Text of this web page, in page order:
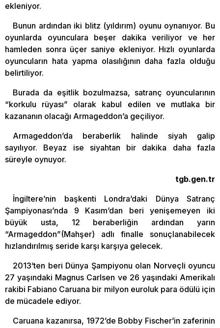
ekleniyor.
Bunun ardından iki blitz (yıldırım) oyunu oynanıyor. Bu
oyunlarda oyunculara beşer dakika veriliyor ve her
hamleden sonra üçer saniye ekleniyor. Hızlı oyunlarda
oyuncuların hata yapma olasılığının daha fazla olduğu
belirtiliyor.
Burada da eşitlik bozulmazsa, satranç oyuncularının
“korkulu rüyası” olarak kabul edilen ve mutlaka bir
kazananın olacağı Armageddon’a geçiliyor.
Armageddon’da beraberlik halinde siyah galip
sayılıyor. Beyaz ise siyahtan bir dakika daha fazla
süreyle oynuyor.
tgb.gen.tr
İngiltere’nin başkenti Londra’daki Dünya Satranç
Şampiyonası’nda 9 Kasım’dan beri yenişemeyen iki
büyük usta, 12 beraberliğin ardından yarın
“Armageddon”(Mahşer) adlı finalle sonuçlanabilecek
hızlandırılmış seride karşı karşıya gelecek.
2013’ten beri Dünya Şampiyonu olan Norveçli oyuncu
27 yaşındaki Magnus Carlsen ve 26 yaşındaki Amerikalı
rakibi Fabiano Caruana bir milyon euroluk para ödülü için
de mücadele ediyor.
Caruana kazanırsa, 1972’de Bobby Fischer’in zaferinin